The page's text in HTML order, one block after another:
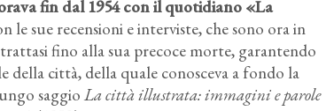
fin dal 1954 con il quotidiano «La
sue recensioni e interviste, che sono ora in
fino alla sua precoce morte, garantendo
della città, della quale conosceva a fondo la
saggio La città illustrata: immagini e parole